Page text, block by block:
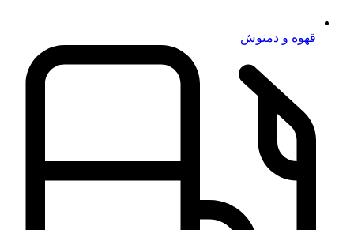
قهوه و دمنوش